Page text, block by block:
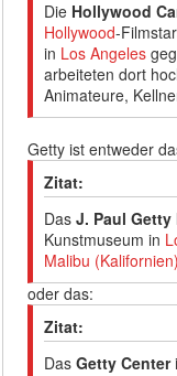
Die Hollywood
Hollywood-
in Los Angeles
arbeiteten dort
Animateure,
Getty ist entweder
Zitat:
DasJ. Paul Getty
Kunstmuseum in
Malibu (Kalifornien)
oder das:
Zitat:
DasGetty Center